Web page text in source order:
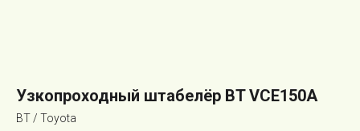
Узкопроходный штабелёр BT VCE150A
BT / Toyota